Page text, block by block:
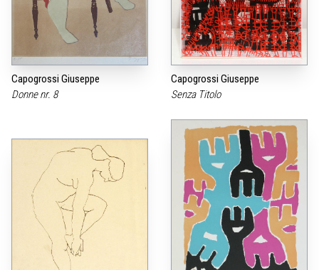
Capogrossi Giuseppe
Donne nr. 8
Capogrossi Giuseppe
Senza Titolo